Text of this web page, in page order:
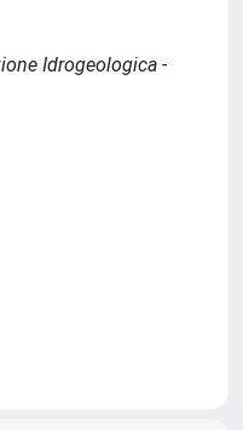
Idrogeologica -